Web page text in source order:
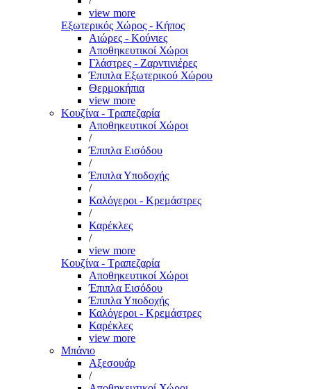
view more
Εξωτερικός Χώρος - Κήπος
Αιώρες - Κούνιες
Αποθηκευτικοί Χώροι
Γλάστρες - Ζαρντινιέρες
Έπιπλα Εξωτερικού Χώρου
Θερμοκήπια
view more
Κουζίνα - Τραπεζαρία
Αποθηκευτικοί Χώροι
/
Έπιπλα Εισόδου
/
Έπιπλα Υποδοχής
/
Καλόγεροι - Κρεμάστρες
/
Καρέκλες
/
view more
Κουζίνα - Τραπεζαρία
Αποθηκευτικοί Χώροι
Έπιπλα Εισόδου
Έπιπλα Υποδοχής
Καλόγεροι - Κρεμάστρες
Καρέκλες
view more
Μπάνιο
Αξεσουάρ
/